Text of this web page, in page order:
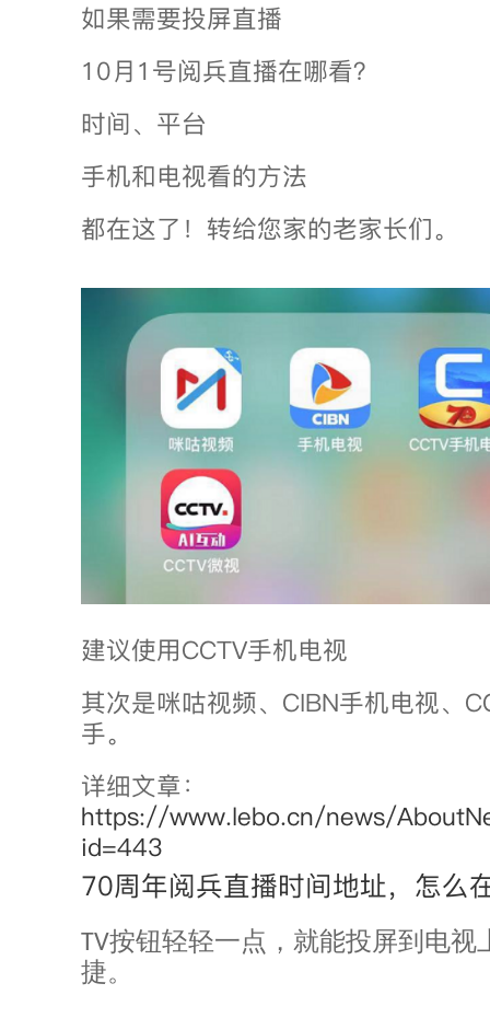
如果需要投屏直播
10月1号阅兵直播在哪看？
时间、平台
手机和电视看的方法
都在这了！转给您家的老家长们。
建议使用CCTV手机电视
其次是咪咕视频、CIBN手机电视、
手。
详细文章：
https://www.lebo.cn/news/
id=443
70周年阅兵直播时间地址，怎么
TV按钮轻轻一点，就能投屏到电视
捷。